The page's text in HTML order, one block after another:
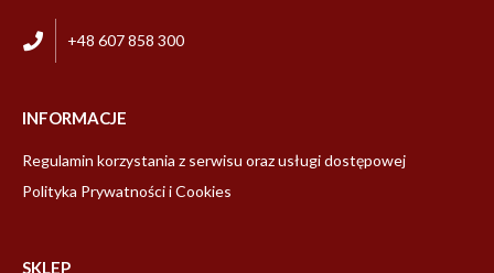
+48 607 858 300
INFORMACJE
Regulamin korzystania z serwisu oraz usługi dostępowej
Polityka Prywatności i Cookies
SKLEP